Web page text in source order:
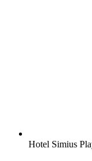
Hotel Simius